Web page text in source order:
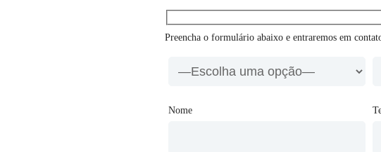
Preencha o formulário abaixo e entraremos em
Nome